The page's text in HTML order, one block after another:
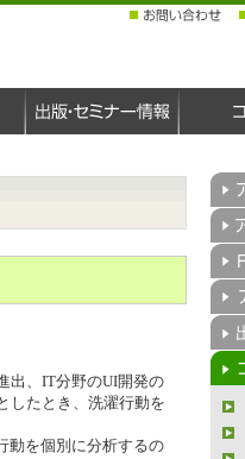
出、IT分野のUI開発の
したとき、洗濯行動を
動を個別に分析するの